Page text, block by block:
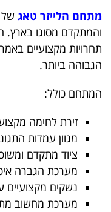
מתחם הלייזר טאג של
והמתקדם מסוגו בארץ.
תחרויות מקצועיים
הגבוהה ביותר.
המתחם כולל:
זירת לחימה
מגוון עמדות
ציוד מתקדם
מערכת הגברה
נשקים מקצועיים
מערכת מחשוב